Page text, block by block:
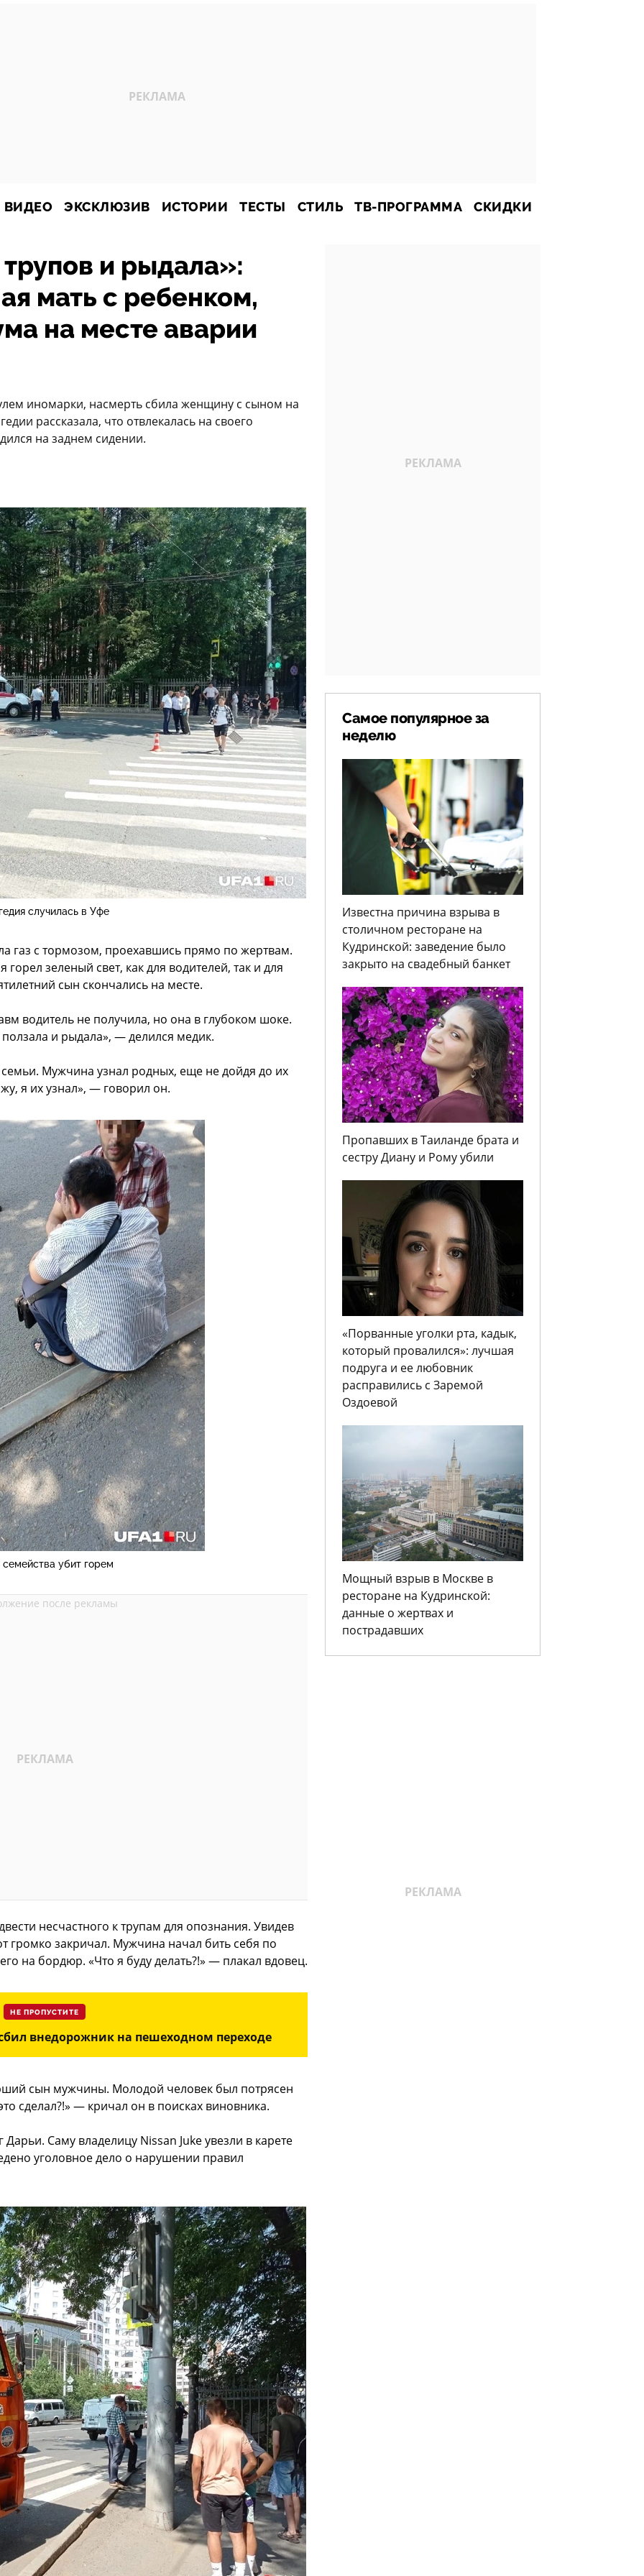
ВИДЕО ЭКСКЛЮЗИВ ИСТОРИИ ТЕСТЫ СТИЛЬ ТВ-ПРОГРАММА СКИДКИ
и рыдала»:
мать с ребенком,
на месте аварии
иномарки, насмерть сбила женщину с сыном на
рассказала, что отвлекалась на своего
на заднем сидении.
случилась в Уфе
газ с тормозом, проехавшись прямо по жертвам.
зеленый свет, как для водителей, так и для
сын скончались на месте.
водитель не получила, но она в глубоком шоке.
и рыдала», — делился медик.
Мужчина узнал родных, еще не дойдя до их
я их узнал», — говорил он.
убит горем
несчастного к трупам для опознания. Увидев
громко закричал. Мужчина начал бить себя по
на бордюр. «Что я буду делать?!» — плакал вдовец.
НЕ ПРОПУСТИТЕ
внедорожник на пешеходном переходе
сын мужчины. Молодой человек был потрясен
сделал?!» — кричал он в поисках виновника.
Саму владелицу Nissan Juke увезли в карете
уголовное дело о нарушении правил
Самое популярное за
неделю
Известна причина взрыва в
столичном ресторане на
Кудринской: заведение было
закрыто на свадебный банкет
Пропавших в Таиланде брата и
сестру Диану и Рому убили
«Порванные уголки рта, кадык,
который провалился»: лучшая
подруга и ее любовник
расправились с Заремой
Оздоевой
Мощный взрыв в Москве в
ресторане на Кудринской:
данные о жертвах и
пострадавших